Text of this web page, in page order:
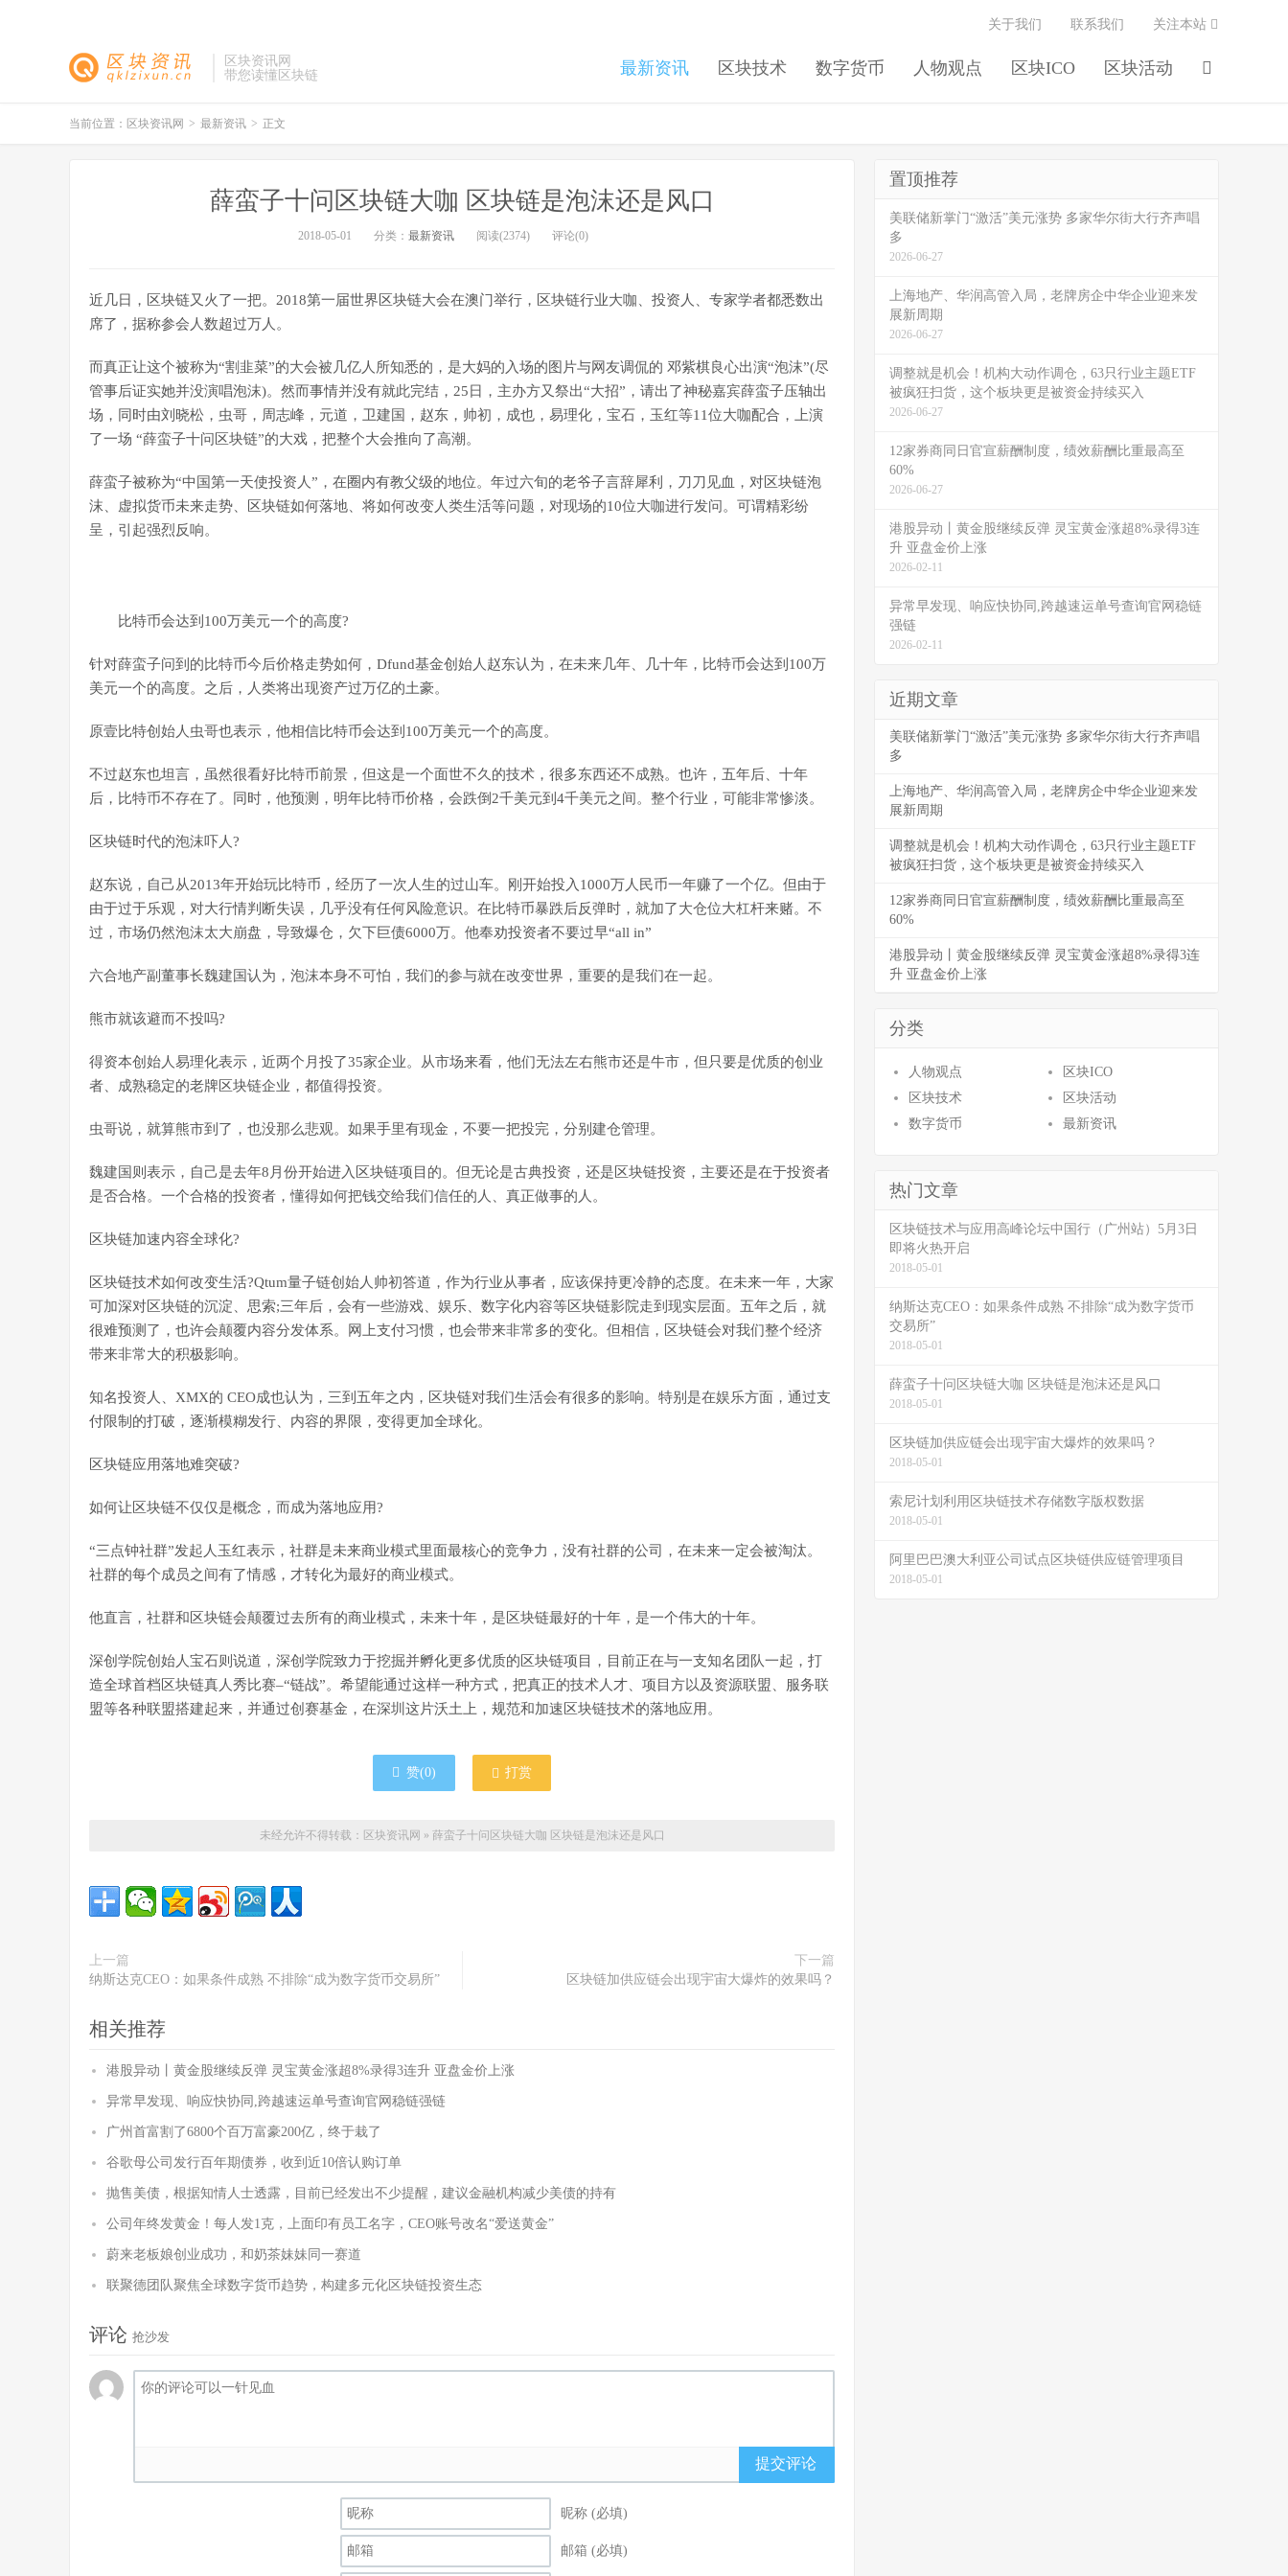
区块资讯网
带您读懂区块链
最新资讯 区块技术 数字货币 人物观点 区块ICO 区块活动
关于我们 联系我们 关注本站
当前位置： 区块资讯网 > 最新资讯 > 正文
薛蛮子十问区块链大咖 区块链是泡沫还是风口
2018-05-01 分类： 最新资讯 阅读(2374) 评论(0)
近几日，区块链又火了一把。2018第一届世界区块链大会在澳门举行，区块链行业大咖、投资人、专家学者都悉数出
席了，据称参会人数超过万人。
而真正让这个被称为“割韭菜”的大会被几亿人所知悉的，是大妈的入场的图片与网友调侃的 邓紫棋良心出演“泡沫”(尽
管事后证实她并没演唱泡沫)。然而事情并没有就此完结，25日，主办方又祭出“大招”，请出了神秘嘉宾薛蛮子压轴出
场，同时由刘晓松，虫哥，周志峰，元道，卫建国，赵东，帅初，成也，易理化，宝石，玉红等11位大咖配合，上演
了一场 “薛蛮子十问区块链”的大戏，把整个大会推向了高潮。
薛蛮子被称为“中国第一天使投资人”，在圈内有教父级的地位。年过六旬的老爷子言辞犀利，刀刀见血，对区块链泡
沫、虚拟货币未来走势、区块链如何落地、将如何改变人类生活等问题，对现场的10位大咖进行发问。可谓精彩纷
呈，引起强烈反响。
比特币会达到100万美元一个的高度?
针对薛蛮子问到的比特币今后价格走势如何，Dfund基金创始人赵东认为，在未来几年、几十年，比特币会达到100万
美元一个的高度。之后，人类将出现资产过万亿的土豪。
原壹比特创始人虫哥也表示，他相信比特币会达到100万美元一个的高度。
不过赵东也坦言，虽然很看好比特币前景，但这是一个面世不久的技术，很多东西还不成熟。也许，五年后、十年
后，比特币不存在了。同时，他预测，明年比特币价格，会跌倒2千美元到4千美元之间。整个行业，可能非常惨淡。
区块链时代的泡沫吓人?
赵东说，自己从2013年开始玩比特币，经历了一次人生的过山车。刚开始投入1000万人民币一年赚了一个亿。但由于
由于过于乐观，对大行情判断失误，几乎没有任何风险意识。在比特币暴跌后反弹时，就加了大仓位大杠杆来赌。不
过，市场仍然泡沫太大崩盘，导致爆仓，欠下巨债6000万。他奉劝投资者不要过早“all in”
六合地产副董事长魏建国认为，泡沫本身不可怕，我们的参与就在改变世界，重要的是我们在一起。
熊市就该避而不投吗?
得资本创始人易理化表示，近两个月投了35家企业。从市场来看，他们无法左右熊市还是牛市，但只要是优质的创业
者、成熟稳定的老牌区块链企业，都值得投资。
虫哥说，就算熊市到了，也没那么悲观。如果手里有现金，不要一把投完，分别建仓管理。
魏建国则表示，自己是去年8月份开始进入区块链项目的。但无论是古典投资，还是区块链投资，主要还是在于投资者
是否合格。一个合格的投资者，懂得如何把钱交给我们信任的人、真正做事的人。
区块链加速内容全球化?
区块链技术如何改变生活?Qtum量子链创始人帅初答道，作为行业从事者，应该保持更冷静的态度。在未来一年，大家
可加深对区块链的沉淀、思索;三年后，会有一些游戏、娱乐、数字化内容等区块链影院走到现实层面。五年之后，就
很难预测了，也许会颠覆内容分发体系。网上支付习惯，也会带来非常多的变化。但相信，区块链会对我们整个经济
带来非常大的积极影响。
知名投资人、XMX的 CEO成也认为，三到五年之内，区块链对我们生活会有很多的影响。特别是在娱乐方面，通过支
付限制的打破，逐渐模糊发行、内容的界限，变得更加全球化。
区块链应用落地难突破?
如何让区块链不仅仅是概念，而成为落地应用?
“三点钟社群”发起人玉红表示，社群是未来商业模式里面最核心的竞争力，没有社群的公司，在未来一定会被淘汰。
社群的每个成员之间有了情感，才转化为最好的商业模式。
他直言，社群和区块链会颠覆过去所有的商业模式，未来十年，是区块链最好的十年，是一个伟大的十年。
深创学院创始人宝石则说道，深创学院致力于挖掘并孵化更多优质的区块链项目，目前正在与一支知名团队一起，打
造全球首档区块链真人秀比赛–“链战”。希望能通过这样一种方式，把真正的技术人才、项目方以及资源联盟、服务联
盟等各种联盟搭建起来，并通过创赛基金，在深圳这片沃土上，规范和加速区块链技术的落地应用。
赞(0) 打赏
未经允许不得转载： 区块资讯网 » 薛蛮子十问区块链大咖 区块链是泡沫还是风口
上一篇
纳斯达克CEO：如果条件成熟 不排除“成为数字货币交易所”
下一篇
区块链加供应链会出现宇宙大爆炸的效果吗？
相关推荐
港股异动丨黄金股继续反弹 灵宝黄金涨超8%录得3连升 亚盘金价上涨
异常早发现、响应快协同,跨越速运单号查询官网稳链强链
广州首富割了6800个百万富豪200亿，终于栽了
谷歌母公司发行百年期债券，收到近10倍认购订单
抛售美债，根据知情人士透露，目前已经发出不少提醒，建议金融机构减少美债的持有
公司年终发黄金！每人发1克，上面印有员工名字，CEO账号改名“爱送黄金”
蔚来老板娘创业成功，和奶茶妹妹同一赛道
联聚德团队聚焦全球数字货币趋势，构建多元化区块链投资生态
评论 抢沙发
提交评论
昵称 (必填)
邮箱 (必填)
置顶推荐
美联储新掌门“激活”美元涨势 多家华尔街大行齐声唱
多
2026-06-27
上海地产、华润高管入局，老牌房企中华企业迎来发
展新周期
2026-06-27
调整就是机会！机构大动作调仓，63只行业主题ETF
被疯狂扫货，这个板块更是被资金持续买入
2026-06-27
12家券商同日官宣薪酬制度，绩效薪酬比重最高至
60%
2026-06-27
港股异动丨黄金股继续反弹 灵宝黄金涨超8%录得3连
升 亚盘金价上涨
2026-02-11
异常早发现、响应快协同,跨越速运单号查询官网稳链
强链
2026-02-11
近期文章
美联储新掌门“激活”美元涨势 多家华尔街大行齐声唱
多
上海地产、华润高管入局，老牌房企中华企业迎来发
展新周期
调整就是机会！机构大动作调仓，63只行业主题ETF
被疯狂扫货，这个板块更是被资金持续买入
12家券商同日官宣薪酬制度，绩效薪酬比重最高至
60%
港股异动丨黄金股继续反弹 灵宝黄金涨超8%录得3连
升 亚盘金价上涨
分类
人物观点
区块ICO
区块技术
区块活动
数字货币
最新资讯
热门文章
区块链技术与应用高峰论坛中国行（广州站）5月3日
即将火热开启
2018-05-01
纳斯达克CEO：如果条件成熟 不排除“成为数字货币
交易所”
2018-05-01
薛蛮子十问区块链大咖 区块链是泡沫还是风口
2018-05-01
区块链加供应链会出现宇宙大爆炸的效果吗？
2018-05-01
索尼计划利用区块链技术存储数字版权数据
2018-05-01
阿里巴巴澳大利亚公司试点区块链供应链管理项目
2018-05-01